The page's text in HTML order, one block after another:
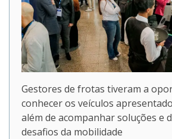
Gestores de frotas tiveram a
conhecer os veículos
além de acompanhar soluções e
desafios da mobilidade